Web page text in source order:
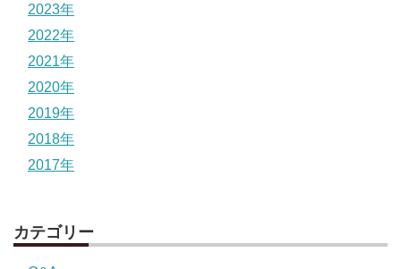
2023年
2022年
2021年
2020年
2019年
2018年
2017年
カテゴリー